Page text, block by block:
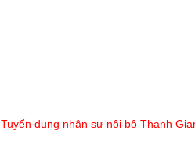
Tuyển dụng nhân sự nội bộ Thanh